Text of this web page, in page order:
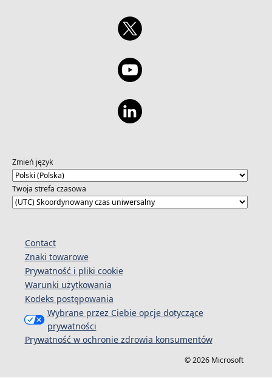
Zmień język
Twoja strefa czasowa
Contact
Znaki towarowe
Prywatność i pliki cookie
Warunki użytkowania
Kodeks postępowania
Wybrane przez Ciebie opcje dotyczące
prywatności
Prywatność w ochronie zdrowia konsumentów
© 2026 Microsoft